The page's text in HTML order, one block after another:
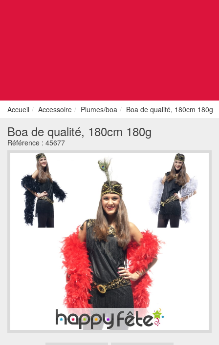
Accueil Accessoire Plumes/boa Boa de qualité, 180cm 180g
Boa de qualité, 180cm 180g
Référence : 45677